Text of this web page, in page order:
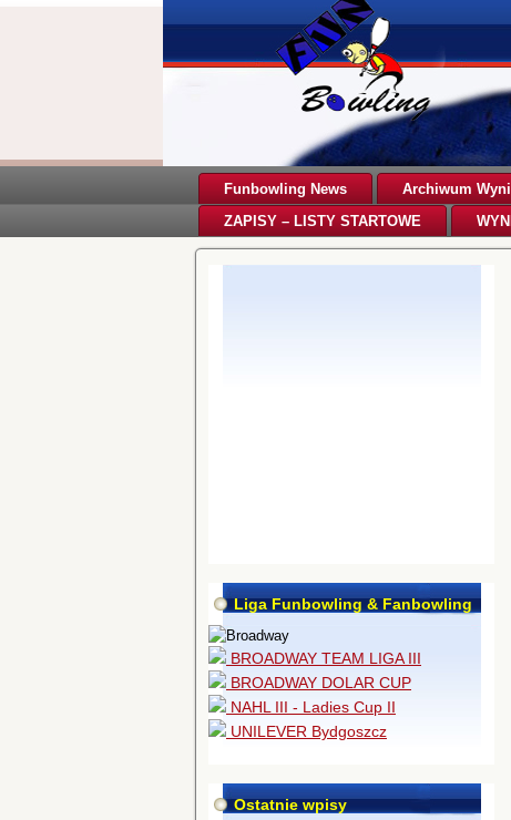
Funbowling News Archiwum
ZAPISY – LISTY STARTOWE
Liga Funbowling & Fanbowling
BROADWAY TEAM LIGA III
BROADWAY DOLAR CUP
NAHL III - Ladies Cup II
UNILEVER Bydgoszcz
Ostatnie wpisy